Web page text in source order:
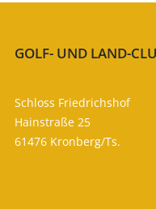
GOLF- UND LAND-
Schloss Friedrichshof
Hainstraße 25
61476 Kronberg/Ts.